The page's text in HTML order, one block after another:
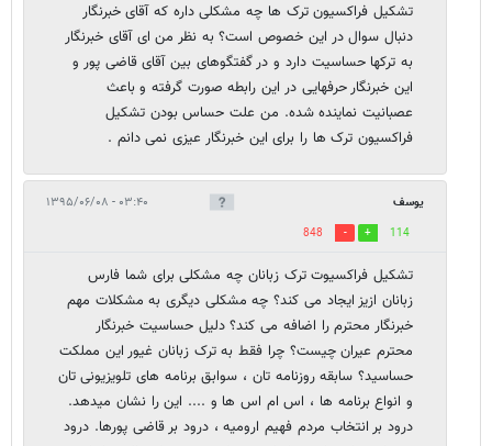
تشکیل فراکسیون ترک ها چه مشکلی داره که آقای خبرنگار
دنبال سوال در این خصوص است؟ به نظر من ای آقای خبرنگار
به ترکها حساسیت دارد و در گفتگوهای بین آقای قاضی پور و
این خبرنگار حرفهایی در این رابطه صورت گرفته و باعث
عصبانیت نماینده شده. من علت حساس بودن تشکیل
فراکسیون ترک ها را برای این خبرنگار عیزی نمی دانم .
یوسف ۰۳:۴۰ - ۱۳۹۵/۰۶/۰۸
114
848
تشکیل فراکسیوت ترک زبانان چه مشکلی برای شما فارس
زبانان ازیز ایجاد می کند؟ چه مشکلی دیگری به مشکلات مهم
خبرنگار محترم را اضافه می کند؟ دلیل حساسیت خبرنگار
محترم عیران چیست؟ چرا فقط به ترک زبانان غیور این مملکت
حساسید؟ سابقه روزنامه تان ، سوابق برنامه های تلویزیونی تان
و انواع برنامه ها ، اس ام اس ها و .... این را نشان میدهد.
درود بر انتخاب مردم فهیم ارومیه ، درود بر قاضی پورها. درود